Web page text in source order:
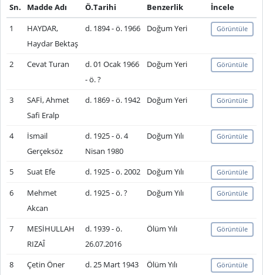
Sn. Madde Adı
Ö.Tarihi
Benzerlik
İncele
1
HAYDAR,
Haydar Bektaş
d. 1894 - ö. 1966 Doğum Yeri Görüntüle
2 Cevat Turan
d. 01 Ocak 1966
- ö. ?
Doğum Yeri Görüntüle
3
SAFİ, Ahmet
Safi Eralp
d. 1869 - ö. 1942 Doğum Yeri Görüntüle
4
İsmail
Gerçeksöz
d. 1925 - ö. 4
Nisan 1980
Doğum Yılı Görüntüle
5 Suat Efe d. 1925 - ö. 2002 Doğum Yılı Görüntüle
6
Mehmet
Akcan
d. 1925 - ö. ? Doğum Yılı Görüntüle
7
MESİHULLAH
RIZAÎ
d. 1939 - ö.
26.07.2016
Ölüm Yılı Görüntüle
8 Çetin Öner
d. 25 Mart 1943
Ölüm Yılı Görüntüle